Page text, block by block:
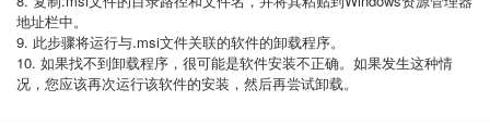
地址栏中。
9. 此步骤将运行与.msi文件关联的软件的卸载程序。
10. 如果找不到卸载程序，很可能是软件安装不正确。如果发生这种情
况，您应该再次运行该软件的安装，然后再尝试卸载。